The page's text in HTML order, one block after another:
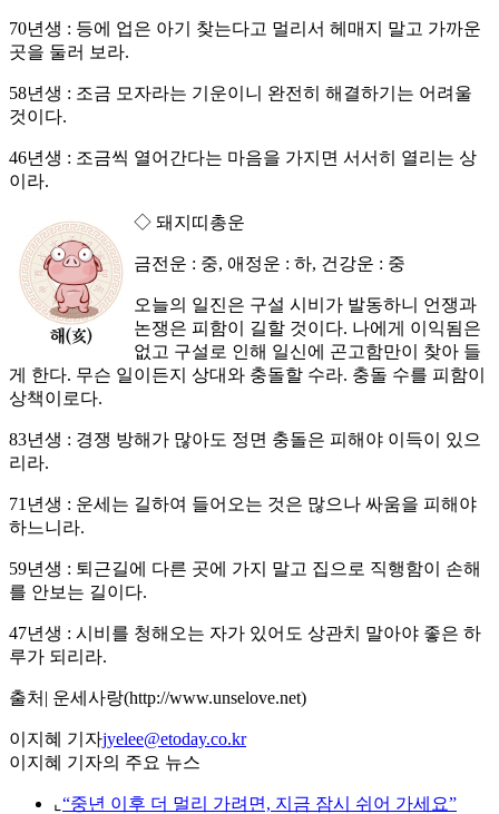
70년생 : 등에 업은 아기 찾는다고 멀리서 헤매지 말고 가까운
곳을 둘러 보라.
58년생 : 조금 모자라는 기운이니 완전히 해결하기는 어려울
것이다.
46년생 : 조금씩 열어간다는 마음을 가지면 서서히 열리는 상
이라.
◇ 돼지띠총운
금전운 : 중, 애정운 : 하, 건강운 : 중
오늘의 일진은 구설 시비가 발동하니 언쟁과
논쟁은 피함이 길할 것이다. 나에게 이익됨은
없고 구설로 인해 일신에 곤고함만이 찾아 들
게 한다. 무슨 일이든지 상대와 충돌할 수라. 충돌 수를 피함이
상책이로다.
83년생 : 경쟁 방해가 많아도 정면 충돌은 피해야 이득이 있으
리라.
71년생 : 운세는 길하여 들어오는 것은 많으나 싸움을 피해야
하느니라.
59년생 : 퇴근길에 다른 곳에 가지 말고 집으로 직행함이 손해
를 안보는 길이다.
47년생 : 시비를 청해오는 자가 있어도 상관치 말아야 좋은 하
루가 되리라.
출처| 운세사랑(http://www.unselove.net)
이지혜 기자jyelee@etoday.co.kr
이지혜 기자의 주요 뉴스
⌞ “중년 이후 더 멀리 가려면, 지금 잠시 쉬어 가세요”